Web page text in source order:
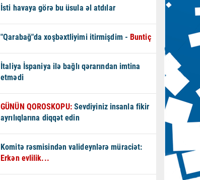
İsti havaya görə bu üsula əl atdılar
"Qarabağ"da xoşbəxtliyimi itirmişdim - Buntiç
İtaliya İspaniya ilə bağlı qərarından imtina
etmədi
GÜNÜN QOROSKOPU: Sevdiyiniz insanla fikir
ayrılıqlarına diqqət edin
Komitə rəsmisindən valideynlərə müraciət:
Erkən evlilik...